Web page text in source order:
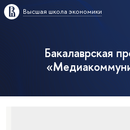
Высшая школа экономики
Бакалаврская